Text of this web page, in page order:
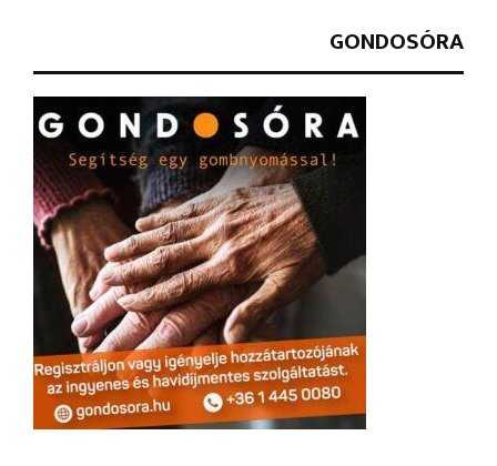
GONDOSÓRA